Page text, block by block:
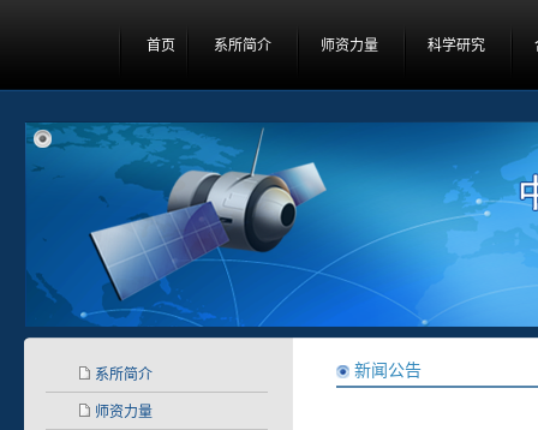
首页 系所简介 师资力量 科学研究
系所简介
师资力量
新闻公告